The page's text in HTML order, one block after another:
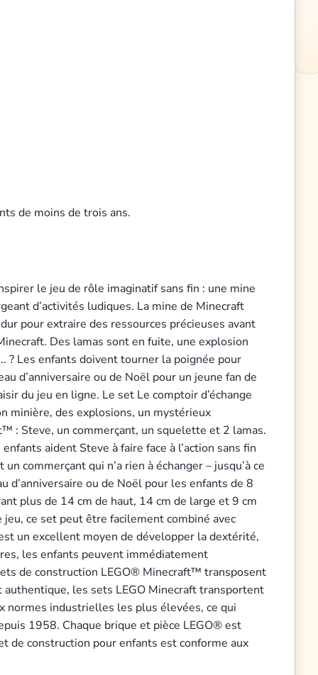
de moins de trois ans.
le jeu de rôle imaginatif sans fin : une mine
d’activités ludiques. La mine de Minecraft
pour extraire des ressources précieuses avant
Des lamas sont en fuite, une explosion
Les enfants doivent tourner la poignée pour
d’anniversaire ou de Noël pour un jeune fan de
du jeu en ligne. Le set Le comptoir d’échange
minière, des explosions, un mystérieux
: Steve, un commerçant, un squelette et 2 lamas.
aident Steve à faire face à l’action sans fin
commerçant qui n’a rien à échanger – jusqu’à ce
d’anniversaire ou de Noël pour les enfants de 8
plus de 14 cm de haut, 14 cm de large et 9 cm
ce set peut être facilement combiné avec
un excellent moyen de développer la dextérité,
les enfants peuvent immédiatement
de construction LEGO® Minecraft™ transposent
les sets LEGO Minecraft transportent
normes industrielles les plus élevées, ce qui
1958. Chaque brique et pièce LEGO® est
de construction pour enfants est conforme aux